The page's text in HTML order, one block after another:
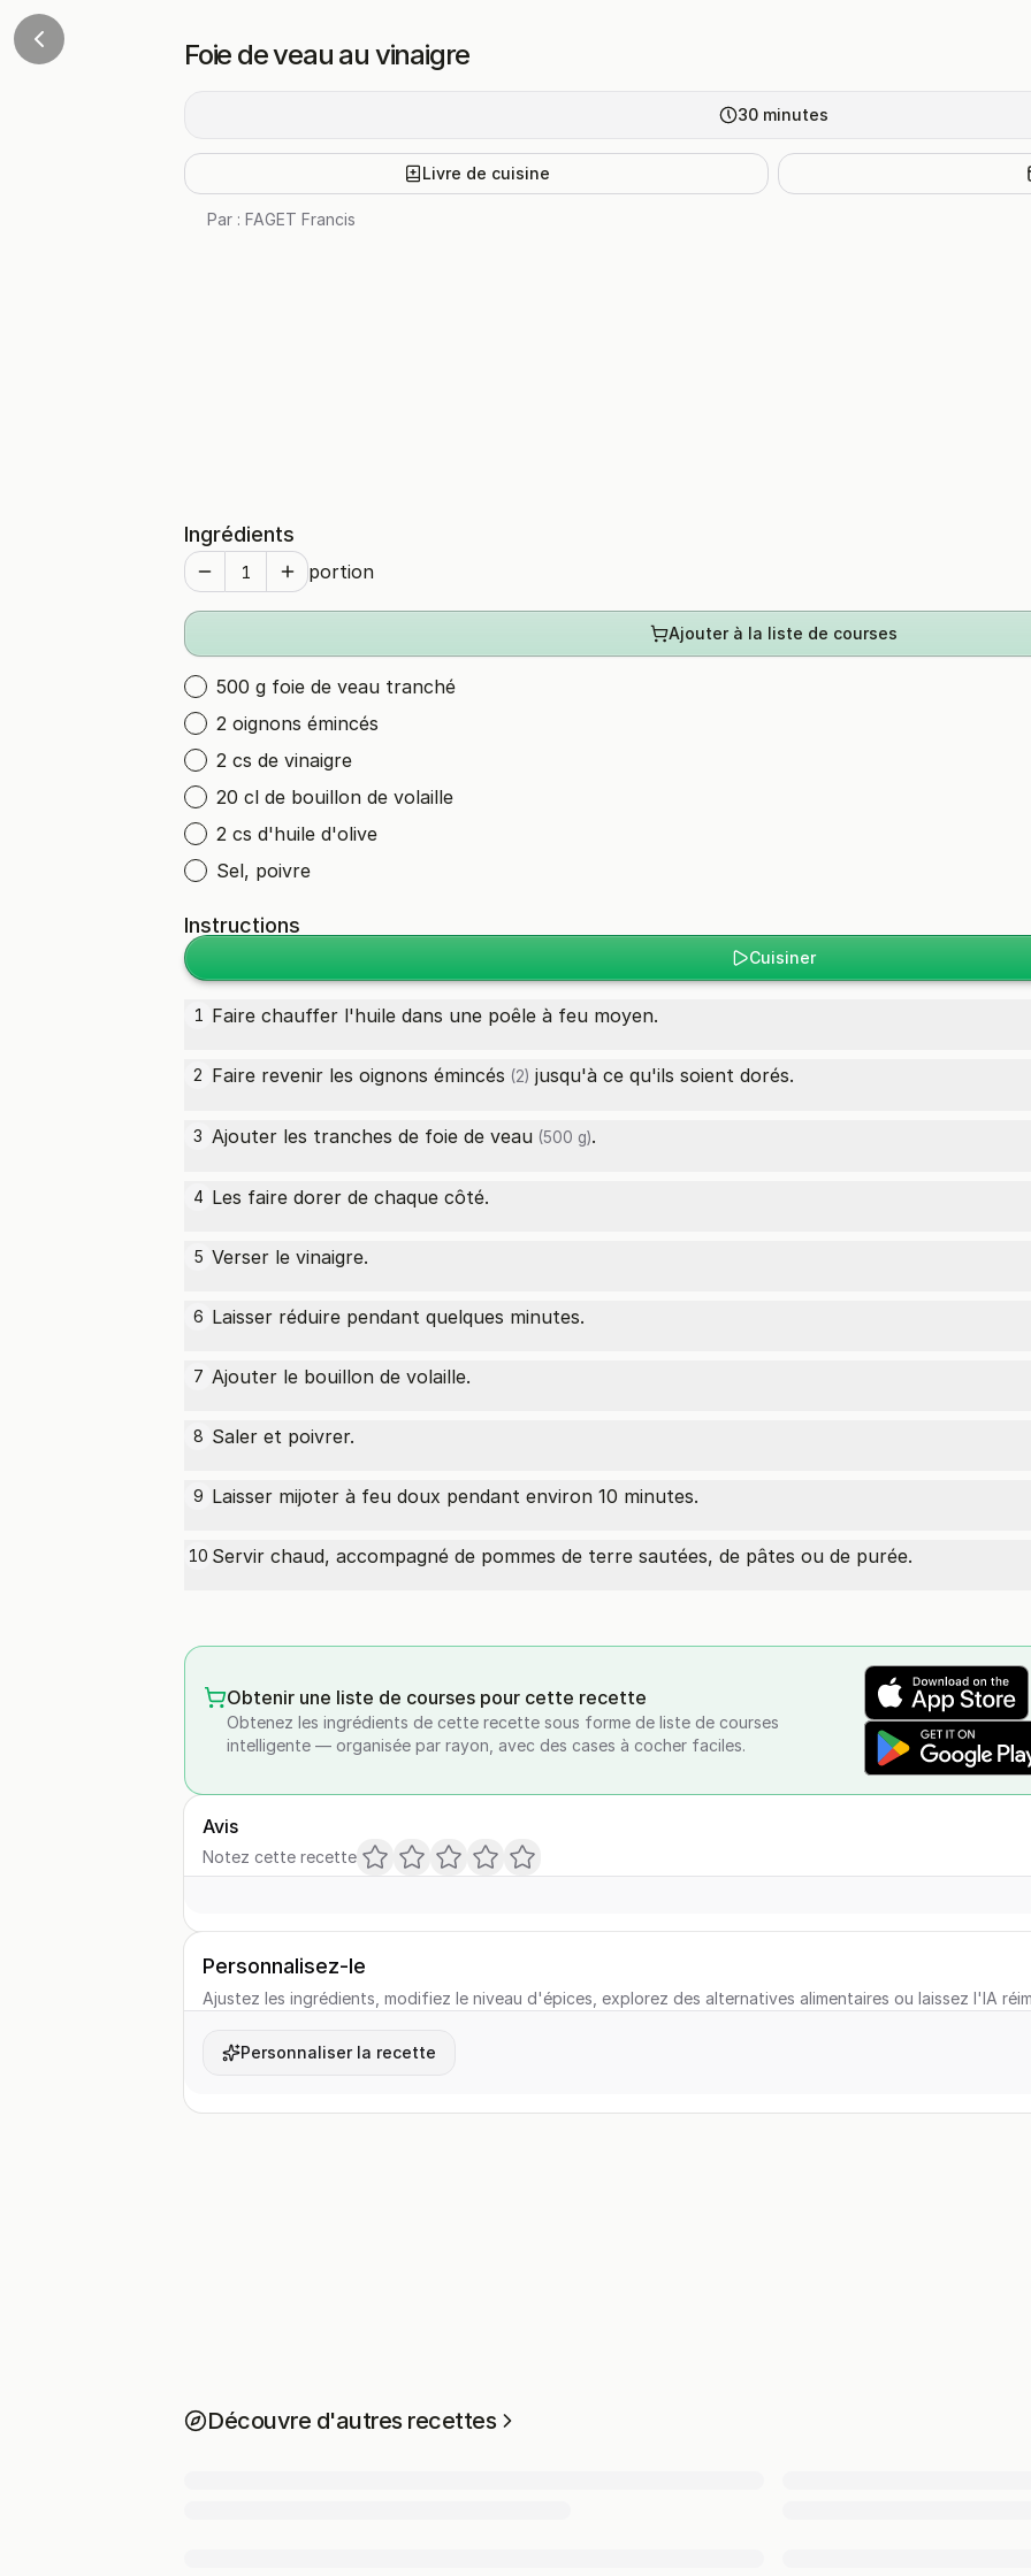
Foie de veau au vinaigre
30 minutes
Livre de cuisine
Par : FAGET Francis
Ingrédients
portion
Ajouter à la liste de courses
500 g foie de veau tranché
2 oignons émincés
2 cs de vinaigre
20 cl de bouillon de volaille
2 cs d'huile d'olive
Sel, poivre
Instructions
Cuisiner
1 Faire chauffer l'huile dans une poêle à feu moyen.
2 Faire revenir les oignons émincés (2) jusqu'à ce qu'ils soient dorés.
3 Ajouter les tranches de foie de veau (500 g).
4 Les faire dorer de chaque côté.
5 Verser le vinaigre.
6 Laisser réduire pendant quelques minutes.
7 Ajouter le bouillon de volaille.
8 Saler et poivrer.
9 Laisser mijoter à feu doux pendant environ 10 minutes.
10 Servir chaud, accompagné de pommes de terre sautées, de pâtes ou de purée.
Obtenir une liste de courses pour cette recette
Obtenez les ingrédients de cette recette sous forme de liste de courses
intelligente — organisée par rayon, avec des cases à cocher faciles.
Avis
Notez cette recette
Personnalisez-le
Ajustez les ingrédients, modifiez le niveau d'épices, explorez des alternatives alimentaires ou laissez l'IA
Personnaliser la recette
Découvre d'autres recettes